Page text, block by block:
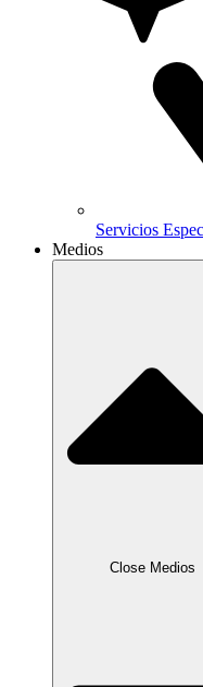
Servicios
Medios
Close Medios